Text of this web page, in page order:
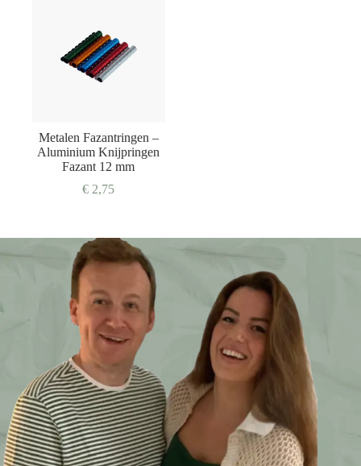
Metalen Fazantringen –
Aluminium Knijpringen
Fazant 12 mm
€ 2,75